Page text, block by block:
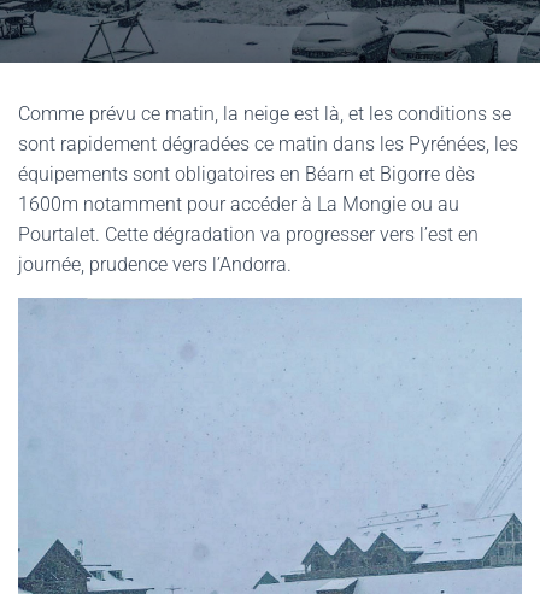
R
L
A
Comme prévu ce matin, la neige est là, et les conditions se
sont rapidement dégradées ce matin dans les Pyrénées, les
équipements sont obligatoires en Béarn et Bigorre dès
1600m notamment pour accéder à La Mongie ou au
Pourtalet. Cette dégradation va progresser vers l’est en
journée, prudence vers l’Andorra.